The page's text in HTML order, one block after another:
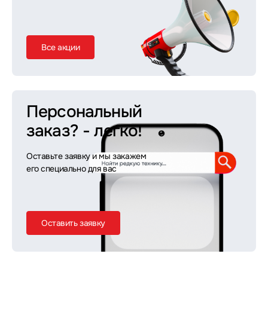
Все акции
Персональный
заказ? - легко!
Оставьте заявку и мы закажем
его специально для вас
Оставить заявку